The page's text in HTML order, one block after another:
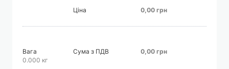
Ціна 0,00 грн
Вага
0.000 кг
Сума з ПДВ 0,00 грн